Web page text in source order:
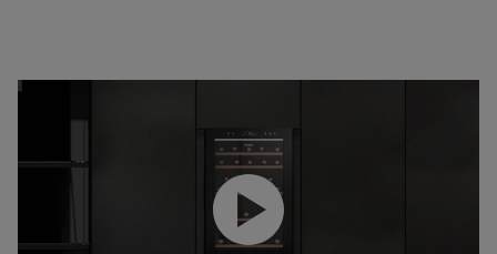
Reproducir video